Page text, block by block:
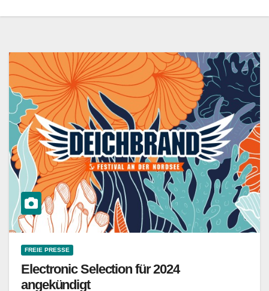
FREIE PRESSE
Electronic Selection für 2024
angekündigt